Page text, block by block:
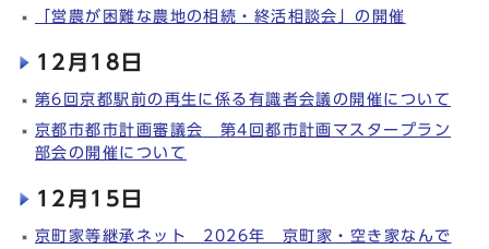
「営農が困難な農地の相続・終活相談会」の開催
12月18日
第6回京都駅前の再生に係る有識者会議の開催について
京都市都市計画審議会 第4回都市計画マスタープラン
部会の開催について
12月15日
京町家等継承ネット 2026年 京町家・空き家なんで